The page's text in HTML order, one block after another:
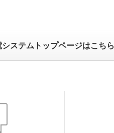
ステムトップページはこちら